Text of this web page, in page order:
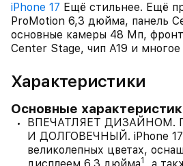
iPhone 17 Ещё стильнее. Ещё
ProMotion 6,3 дюйма, панель
основные камеры 48 Мп,
Center Stage, чип A19 и многое
Характеристики
Основные
ВПЕЧАТЛЯЕТ ДИЗАЙНОМ.
И ДОЛГОВЕЧНЫЙ. iPhone 17
великолепных цветах,
1